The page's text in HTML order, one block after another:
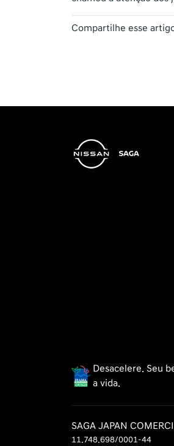
Compartilhe esse
Desacelere. Seu
a vida.
SAGA JAPAN
11.748.698/0001-44